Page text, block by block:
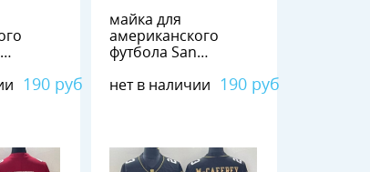
190 руб
майка для
американского
футбола San
McCAFFREY
нет в наличии 190 руб